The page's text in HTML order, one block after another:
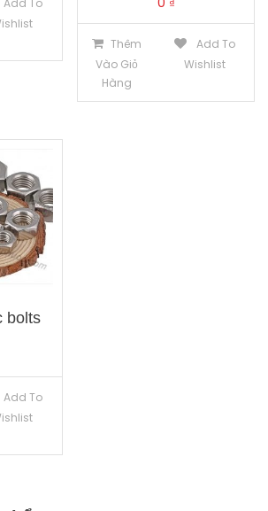
Add To
Thêm
Vào Giỏ
Hàng
Add To
Wishlist
bolts
Add To